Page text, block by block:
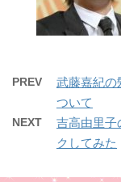
PREV
武藤嘉紀の
ついて
NEXT
吉高由里子
クしてみた